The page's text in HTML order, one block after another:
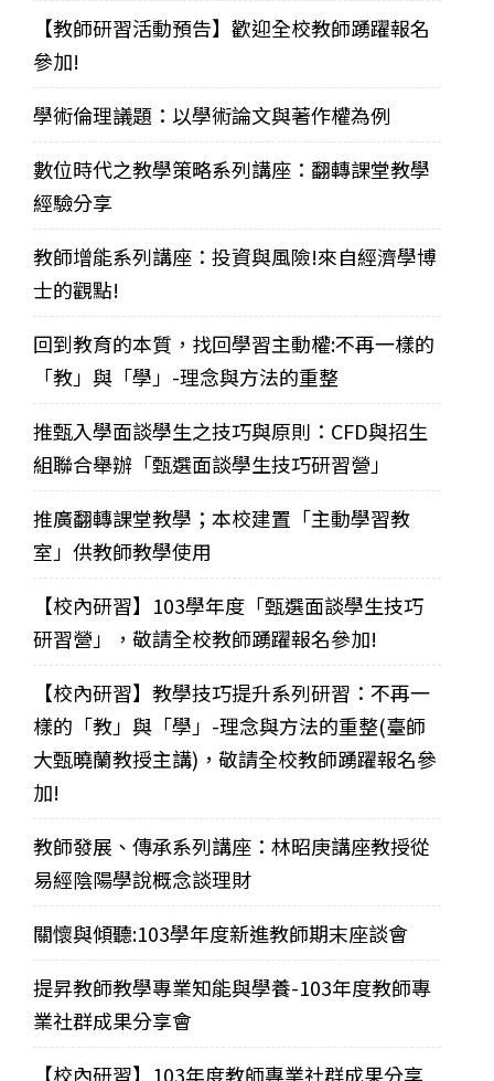
【教師研習活動預告】歡迎全校教師踴躍報名
參加!
學術倫理議題：以學術論文與著作權為例
數位時代之教學策略系列講座：翻轉課堂教學
經驗分享
教師增能系列講座：投資與風險!來自經濟學博
士的觀點!
回到教育的本質，找回學習主動權:不再一樣的
「教」與「學」-理念與方法的重整
推甄入學面談學生之技巧與原則：CFD與招生
組聯合舉辦「甄選面談學生技巧研習營」
推廣翻轉課堂教學；本校建置「主動學習教
室」供教師教學使用
【校內研習】103學年度「甄選面談學生技巧
研習營」，敬請全校教師踴躍報名參加!
【校內研習】教學技巧提升系列研習：不再一
樣的「教」與「學」-理念與方法的重整(臺師
大甄曉蘭教授主講)，敬請全校教師踴躍報名參
加!
教師發展、傳承系列講座：林昭庚講座教授從
易經陰陽學說概念談理財
關懷與傾聽:103學年度新進教師期末座談會
提昇教師教學專業知能與學養-103年度教師專
業社群成果分享會
【校內研習】103年度教師專業社群成果分享